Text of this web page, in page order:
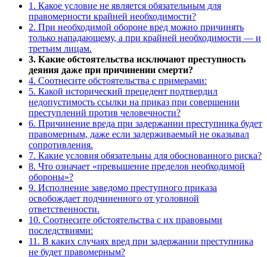
1. Какое условие не является обязательным для
правомерности крайней необходимости?
2. При необходимой обороне вред можно причинять
только нападающему, а при крайней необходимости — и
третьим лицам.
3. Какие обстоятельства исключают преступность
деяния даже при причинении смерти?
4. Соотнесите обстоятельства с примерами:
5. Какой исторический прецедент подтвердил
недопустимость ссылки на приказ при совершении
преступлений против человечности?
6. Причинение вреда при задержании преступника будет
правомерным, даже если задерживаемый не оказывал
сопротивления.
7. Какие условия обязательны для обоснованного риска?
8. Что означает «превышение пределов необходимой
обороны»?
9. Исполнение заведомо преступного приказа
освобождает подчиненного от уголовной
ответственности.
10. Соотнесите обстоятельства с их правовыми
последствиями:
11. В каких случаях вред при задержании преступника
не будет правомерным?